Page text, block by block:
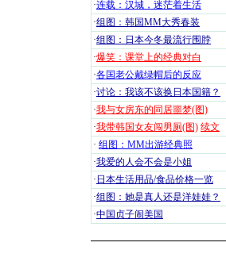
·连载：汉城，迷茫着生活
·组图：韩国MM大秀春装
·组图：日本今冬最流行围脖
·爆笑：课堂上的经典对白
·各国老公戴绿帽后的反应
·讨论：我该不该换日本国籍？
·我与女房东的同居噩梦(图)
·我带韩国女友闯男厕(图) 续文
· 组图：MM出游经典照
·我爱的人会不会是小姐
· 日本生活用品/食品价格一览
·组图：她是真人还是洋娃娃？
·中国贞子闹美国